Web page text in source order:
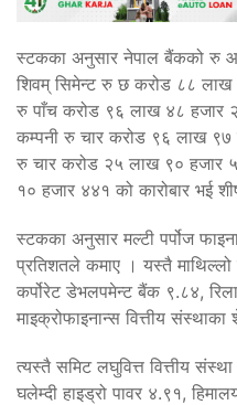
स्टकका अनुसार नेपाल बैंकको रु
शिवम् सिमेन्ट रु छ करोड ८८ लाख
रु पाँच करोड ९६ लाख ४८ हजार
कम्पनी रु चार करोड ९६ लाख ९७
रु चार करोड २५ लाख ९० हजार
१० हजार ४४१ को कारोबार भई
स्टकका अनुसार मल्टी पर्पोज
प्रतिशतले कमाए । यस्तै माथिल्लो
कर्पोरेट डेभलपमेन्ट बैंक ९.८४,
माइक्रोफाइनान्स वित्तीय
त्यस्तै समिट लघुवित्त वित्तीय
घलेम्दी हाइड्रो पावर ४.९१,